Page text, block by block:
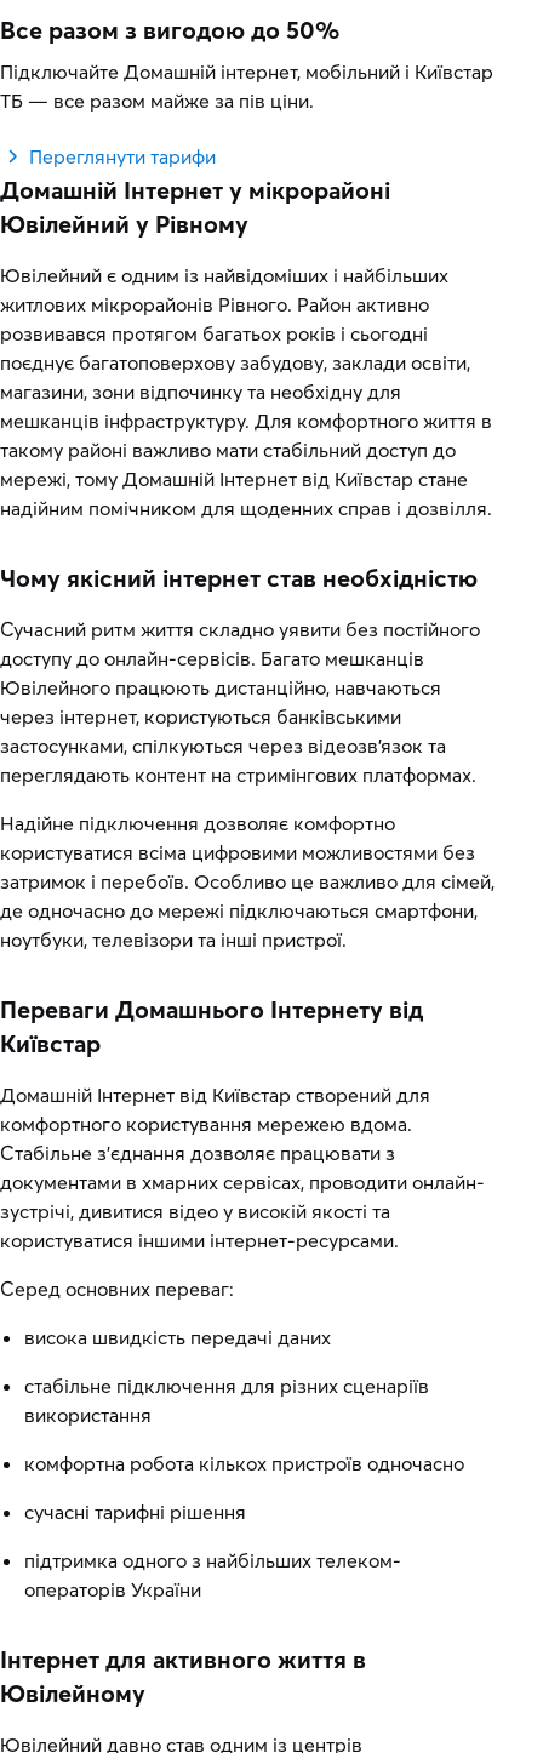
Все разом з вигодою до 50%
Підключайте Домашній інтернет, мобільний і Київстар
ТБ — все разом майже за пів ціни.
Переглянути тарифи
Домашній Інтернет у мікрорайоні
Ювілейний у Рівному
Ювілейний є одним із найвідоміших і найбільших
житлових мікрорайонів Рівного. Район активно
розвивався протягом багатьох років і сьогодні
поєднує багатоповерхову забудову, заклади освіти,
магазини, зони відпочинку та необхідну для
мешканців інфраструктуру. Для комфортного життя в
такому районі важливо мати стабільний доступ до
мережі, тому Домашній Інтернет від Київстар стане
надійним помічником для щоденних справ і дозвілля.
Чому якісний інтернет став необхідністю
Сучасний ритм життя складно уявити без постійного
доступу до онлайн-сервісів. Багато мешканців
Ювілейного працюють дистанційно, навчаються
через інтернет, користуються банківськими
застосунками, спілкуються через відеозв’язок та
переглядають контент на стримінгових платформах.
Надійне підключення дозволяє комфортно
користуватися всіма цифровими можливостями без
затримок і перебоїв. Особливо це важливо для сімей,
де одночасно до мережі підключаються смартфони,
ноутбуки, телевізори та інші пристрої.
Переваги Домашнього Інтернету від
Київстар
Домашній Інтернет від Київстар створений для
комфортного користування мережею вдома.
Стабільне з’єднання дозволяє працювати з
документами в хмарних сервісах, проводити онлайн-
зустрічі, дивитися відео у високій якості та
користуватися іншими інтернет-ресурсами.
Серед основних переваг:
висока швидкість передачі даних
стабільне підключення для різних сценаріїв
використання
комфортна робота кількох пристроїв одночасно
сучасні тарифні рішення
підтримка одного з найбільших телеком-
операторів України
Інтернет для активного життя в
Ювілейному
Ювілейний давно став одним із центрів